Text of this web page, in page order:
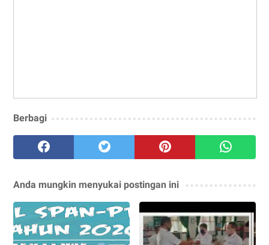
Berbagi
Anda mungkin menyukai postingan ini